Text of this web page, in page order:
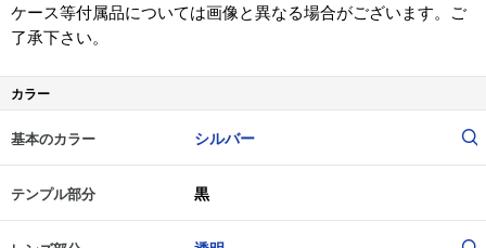
ケース等付属品については画像と異なる場合がございます。ご
了承下さい。
カラー
基本のカラー シルバー
テンプル部分 黒